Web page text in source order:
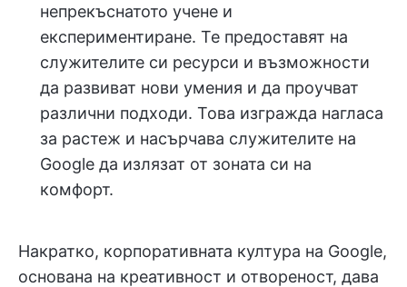
непрекъснатото учене и
експериментиране. Те предоставят на
служителите си ресурси и възможности
да развиват нови умения и да проучват
различни подходи. Това изгражда нагласа
за растеж и насърчава служителите на
Google да излязат от зоната си на
комфорт.
Накратко, корпоративната култура на Google,
основана на креативност и отвореност, дава